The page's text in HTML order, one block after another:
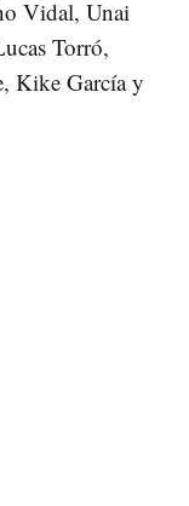
Vidal, Unai
Torró,
Kike García y